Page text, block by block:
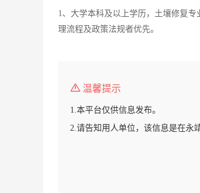
1、大学本科及以上学历，土壤修复
理流程及政策法规者优先。
温馨提示
1.本平台仅供信息发布。
2.请告知用人单位，该信息是在永